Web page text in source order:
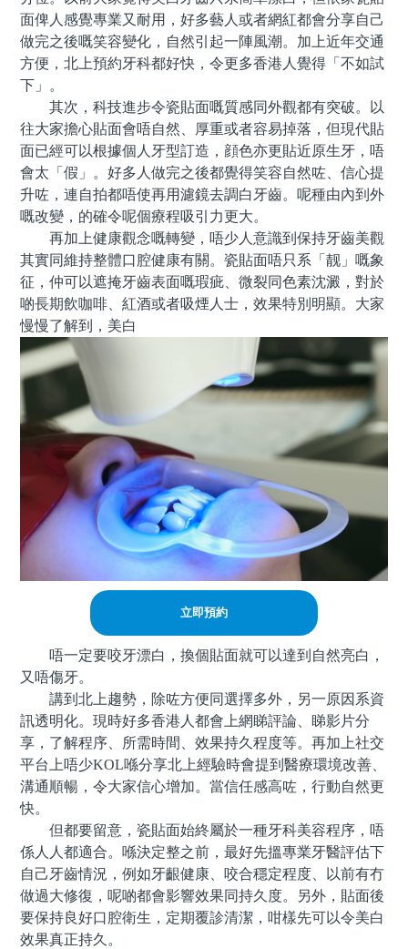
面俾人感覺專業又耐用，好多藝人或者網紅都會分享自己
做完之後嘅笑容變化，自然引起一陣風潮。加上近年交通
方便，北上預約牙科都好快，令更多香港人覺得「不如試
下」。
其次，科技進步令瓷貼面嘅質感同外觀都有突破。以
往大家擔心貼面會唔自然、厚重或者容易掉落，但現代貼
面已經可以根據個人牙型訂造，顔色亦更貼近原生牙，唔
會太「假」。好多人做完之後都覺得笑容自然咗、信心提
升咗，連自拍都唔使再用濾鏡去調白牙齒。呢種由內到外
嘅改變，的確令呢個療程吸引力更大。
再加上健康觀念嘅轉變，唔少人意識到保持牙齒美觀
其實同維持整體口腔健康有關。瓷貼面唔只系「靓」嘅象
征，仲可以遮掩牙齒表面嘅瑕疵、微裂同色素沈澱，對於
啲長期飲咖啡、紅酒或者吸煙人士，效果特別明顯。大家
慢慢了解到，美白
立即預約
唔一定要咬牙漂白，換個貼面就可以達到自然亮白，
又唔傷牙。
講到北上趨勢，除咗方便同選擇多外，另一原因系資
訊透明化。現時好多香港人都會上網睇評論、睇影片分
享，了解程序、所需時間、效果持久程度等。再加上社交
平台上唔少KOL喺分享北上經驗時會提到醫療環境改善、
溝通順暢，令大家信心增加。當信任感高咗，行動自然更
快。
但都要留意，瓷貼面始終屬於一種牙科美容程序，唔
係人人都適合。喺決定整之前，最好先搵專業牙醫評估下
自己牙齒情況，例如牙齦健康、咬合穩定程度、以前有冇
做過大修復，呢啲都會影響效果同持久度。另外，貼面後
要保持良好口腔衛生，定期覆診清潔，咁樣先可以令美白
效果真正持久。